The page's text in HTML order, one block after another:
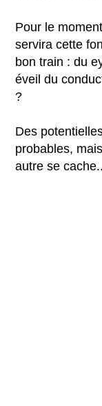
Pour le
servira cette
bon train : du
éveil du
?
Des
probables,
autre se